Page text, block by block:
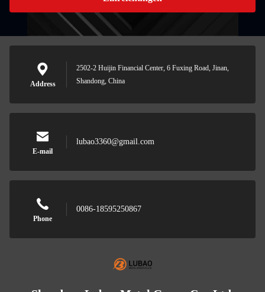
Address
2502-2 Huijin Financial Center, 6 Fuxing Road, Jinan,
Shandong, China
E-mail
lubao3360@gmail.com
Phone
0086-18595250867